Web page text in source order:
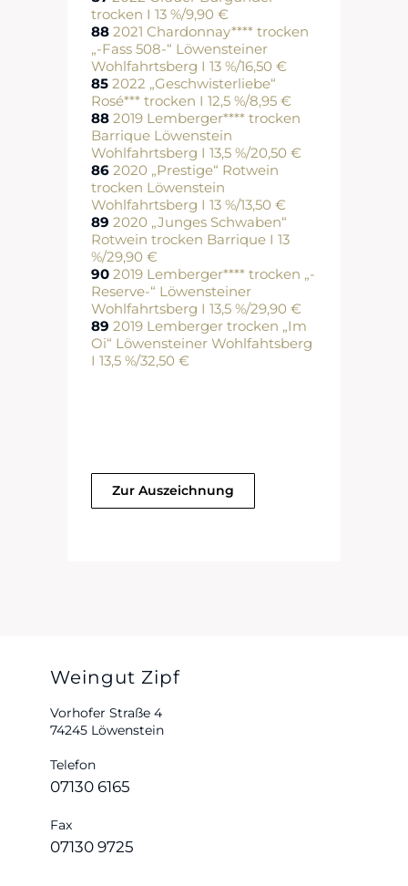
trocken I 13 %/9,90 €
88 2021 Chardonnay**** trocken
„-Fass 508-“ Löwensteiner
Wohlfahrtsberg I 13 %/16,50 €
85 2022 „Geschwisterliebe“
Rosé*** trocken I 12,5 %/8,95 €
88 2019 Lemberger**** trocken
Barrique Löwenstein
Wohlfahrtsberg I 13,5 %/20,50 €
86 2020 „Prestige“ Rotwein
trocken Löwenstein
Wohlfahrtsberg I 13 %/13,50 €
89 2020 „Junges Schwaben“
Rotwein trocken Barrique I 13
%/29,90 €
90 2019 Lemberger**** trocken „-
Reserve-“ Löwensteiner
Wohlfahrtsberg I 13,5 %/29,90 €
89 2019 Lemberger trocken „Im
Oi“ Löwensteiner Wohlfahtsberg
I 13,5 %/32,50 €
Zur Auszeichnung
Weingut Zipf
Vorhofer Straße 4
74245 Löwenstein
Telefon
07130 6165
Fax
07130 9725